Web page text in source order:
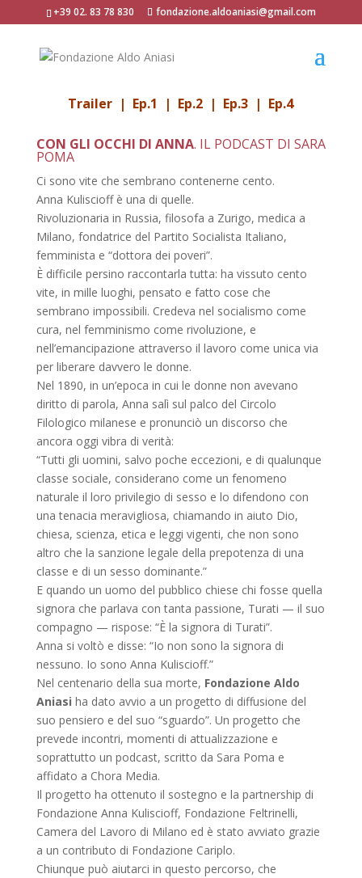
+39 02. 83 78 830 fondazione.aldoaniasi@gmail.com
Trailer | Ep.1 | Ep.2 | Ep.3 | Ep.4
CON GLI OCCHI DI ANNA. IL PODCAST DI SARA
POMA
Ci sono vite che sembrano contenerne cento.
Anna Kuliscioff è una di quelle.
Rivoluzionaria in Russia, filosofa a Zurigo, medica a
Milano, fondatrice del Partito Socialista Italiano,
femminista e “dottora dei poveri”.
È difficile persino raccontarla tutta: ha vissuto cento
vite, in mille luoghi, pensato e fatto cose che
sembrano impossibili. Credeva nel socialismo come
cura, nel femminismo come rivoluzione, e
nell’emancipazione attraverso il lavoro come unica via
per liberare davvero le donne.
Nel 1890, in un’epoca in cui le donne non avevano
diritto di parola, Anna salì sul palco del Circolo
Filologico milanese e pronunciò un discorso che
ancora oggi vibra di verità:
“Tutti gli uomini, salvo poche eccezioni, e di qualunque
classe sociale, considerano come un fenomeno
naturale il loro privilegio di sesso e lo difendono con
una tenacia meravigliosa, chiamando in aiuto Dio,
chiesa, scienza, etica e leggi vigenti, che non sono
altro che la sanzione legale della prepotenza di una
classe e di un sesso dominante.”
E quando un uomo del pubblico chiese chi fosse quella
signora che parlava con tanta passione, Turati — il suo
compagno — rispose: “È la signora di Turati”.
Anna si voltò e disse: “Io non sono la signora di
nessuno. Io sono Anna Kuliscioff.”
Nel centenario della sua morte, Fondazione Aldo
Aniasi ha dato avvio a un progetto di diffusione del
suo pensiero e del suo “sguardo”. Un progetto che
prevede incontri, momenti di attualizzazione e
soprattutto un podcast, scritto da Sara Poma e
affidato a Chora Media.
Il progetto ha ottenuto il sostegno e la partnership di
Fondazione Anna Kuliscioff, Fondazione Feltrinelli,
Camera del Lavoro di Milano ed è stato avviato grazie
a un contributo di Fondazione Cariplo.
Chiunque può aiutarci in questo percorso, che